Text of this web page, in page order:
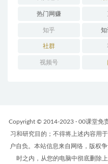
热门网赚
知乎 知
社群
视频号
Copyright © 2014-2023 · 00课堂免
习和研究目的；不得将上述内容用
户自负。本站信息来自网络，版权
时之内，从您的电脑中彻底删除